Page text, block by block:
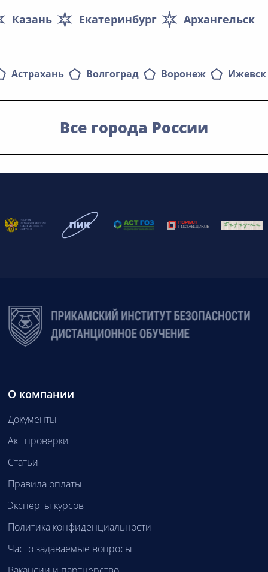
Архангельск
Екатеринбург
Казань
Астрахань Волгоград Воронеж Ижевск
Все города России
О компании
Документы
Акт проверки
Статьи
Правила оплаты
Эксперты курсов
Политика конфиденциальности
Часто задаваемые вопросы